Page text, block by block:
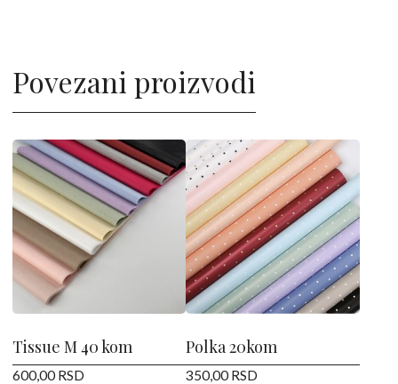
Povezani proizvodi
Tissue M 40 kom
600,00 RSD
Ovaj
proizvod
ima
više
varijanti.
Opcije
mogu
biti
izabrane
na
Polka 20kom
350,00 RSD
Ovaj
proizvod
ima
više
varijanti.
Opcije
mogu
biti
izabrane
na